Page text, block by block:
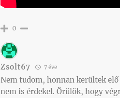
0
Zsolt67 7 éve
Nem tudom, honnan kerültek
nem is érdekel. Örülök, hogy